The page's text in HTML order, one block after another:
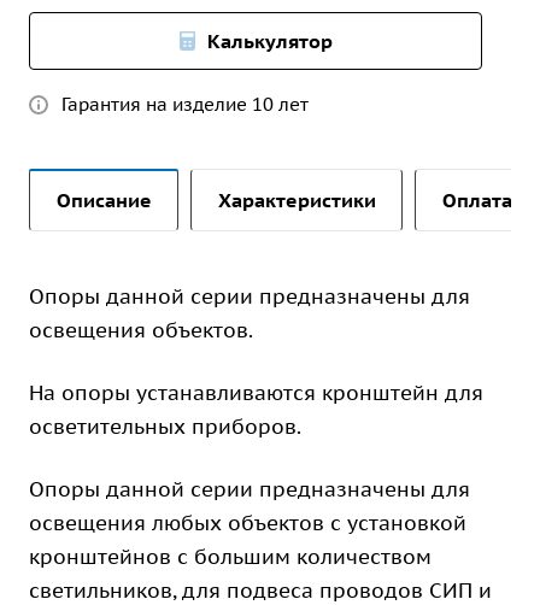
Калькулятор
Гарантия на изделие 10 лет
Описание Характеристики Оплата и
Опоры данной серии предназначены для
освещения объектов.
На опоры устанавливаются кронштейн для
осветительных приборов.
Опоры данной серии предназначены для
освещения любых объектов с установкой
кронштейнов с большим количеством
светильников, для подвеса проводов СИП и